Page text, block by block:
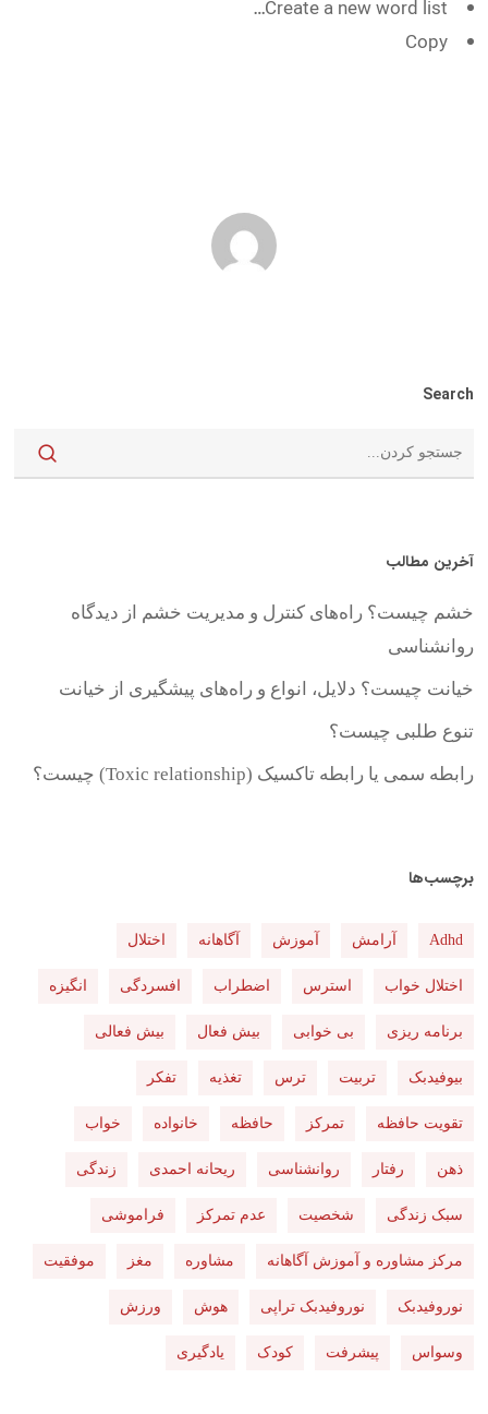
Create a new word list…
Copy
Search
آخرین مطالب
خشم چیست؟ راه‌های کنترل و مدیریت خشم از دیدگاه
روانشناسی
خیانت چیست؟ دلایل، انواع و راه‌های پیشگیری از خیانت
تنوع طلبی چیست؟
رابطه سمی یا رابطه تاکسیک (Toxic relationship) چیست؟
برچسب‌ها
Adhd آرامش آموزش آگاهانه اختلال
اختلال خواب استرس اضطراب افسردگی انگیزه
برنامه ریزی بی خوابی بیش فعال بیش فعالی
بیوفیدبک تربیت ترس تغذیه تفکر
تقویت حافظه تمرکز حافظه خانواده خواب
ذهن رفتار روانشناسی ریحانه احمدی زندگی
سبک زندگی شخصیت عدم تمرکز فراموشی
مرکز مشاوره و آموزش آگاهانه مشاوره مغز موفقیت
نوروفیدبک نوروفیدبک تراپی هوش ورزش
وسواس پیشرفت کودک یادگیری